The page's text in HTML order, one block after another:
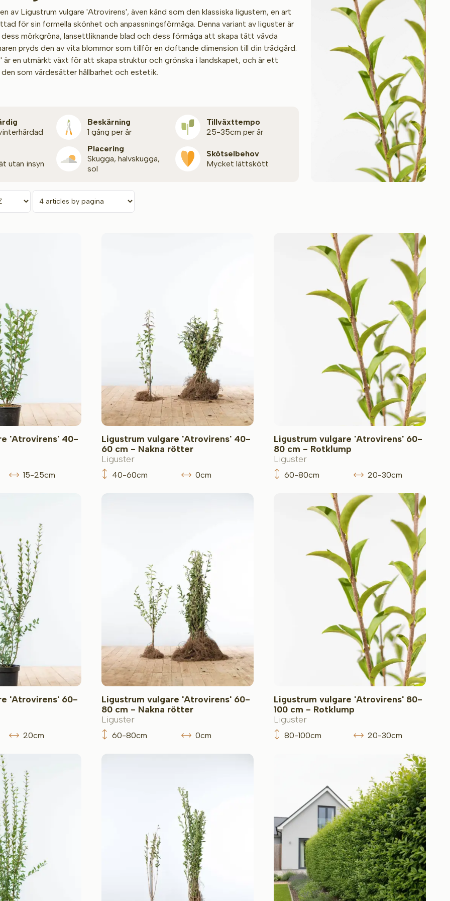
av Ligustrum vulgare 'Atrovirens', även känd som den klassiska ligustern, en art
för sin formella skönhet och anpassningsförmåga. Denna variant av liguster är
mörkgröna, lansettliknande blad och dess förmåga att skapa tätt vävda
pryds den av vita blommor som tillför en doftande dimension till din trädgård.
en utmärkt växt för att skapa struktur och grönska i landskapet, och är ett
som värdesätter hållbarhet och estetik.
Beskärning
1 gång per år
Tillväxt­tempo
25-35cm per år
utan insyn
Placering
Skugga, halvskugga,
sol
Skötselbehov
Mycket lättskött
'Atrovirens' 40-
15-25cm
Ligustrum vulgare 'Atrovirens' 40-
60 cm - Nakna rötter
Liguster
40-60cm 0cm
Ligustrum vulgare 'Atrovirens' 60-
80 cm - Rotklump
Liguster
60-80cm 20-30cm
'Atrovirens' 60-
20cm
Ligustrum vulgare 'Atrovirens' 60-
80 cm - Nakna rötter
Liguster
60-80cm 0cm
Ligustrum vulgare 'Atrovirens' 80-
100 cm - Rotklump
Liguster
80-100cm 20-30cm